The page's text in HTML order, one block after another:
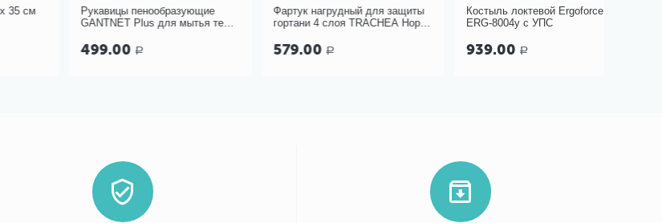
Рукавицы пенообразующие
GANTNET Plus для мытья тела,
499.00 Р
Фартук нагрудный для защиты
гортани 4 слоя TRACHEA Норм,
579.00 Р
Костыль локтевой Ergoforce
ERG-8004у с УПС
939.00 Р